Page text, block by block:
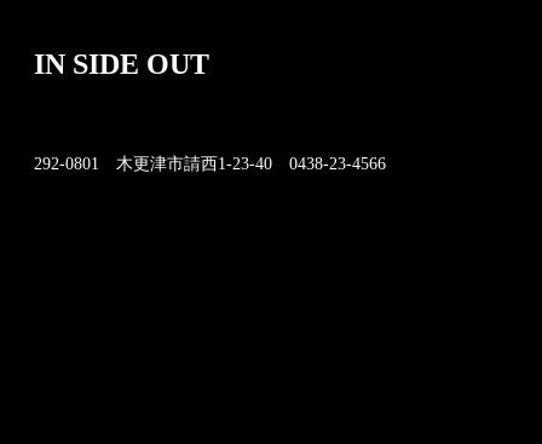
IN SIDE OUT
292-0801 木更津市請西1-23-40 0438-23-4566